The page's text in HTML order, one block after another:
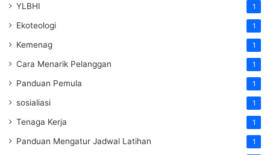
YLBHI 1
Ekoteologi 1
Kemenag 1
Cara Menarik Pelanggan 1
Panduan Pemula 1
sosialiasi 1
Tenaga Kerja 1
Panduan Mengatur Jadwal Latihan 1